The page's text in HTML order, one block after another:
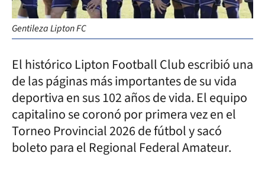
Gentileza Lipton FC
El histórico Lipton Football Club escribió una
de las páginas más importantes de su vida
deportiva en sus 102 años de vida. El equipo
capitalino se coronó por primera vez en el
Torneo Provincial 2026 de fútbol y sacó
boleto para el Regional Federal Amateur.